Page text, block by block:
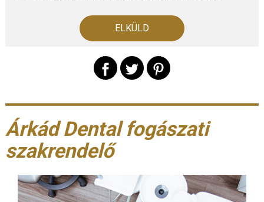
Árkád Dental fogászati
szakrendelő